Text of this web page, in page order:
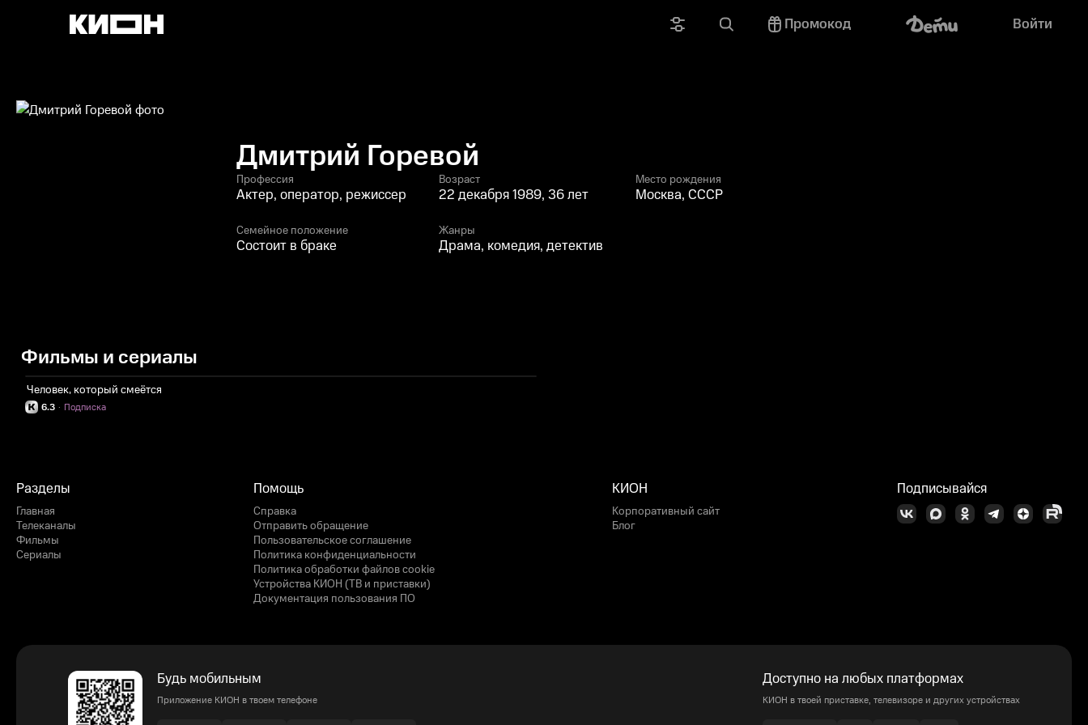
Промокод Войти
Дмитрий Горевой
Профессия
Актер, оператор, режиссер
Возраст
22 декабря 1989, 36 лет
Место рождения
Москва, СССР
Семейное положение
Состоит в браке
Жанры
Драма, комедия, детектив
Фильмы и сериалы
Человек, который смеётся
6.3 Подписка
·
Разделы
Главная
Телеканалы
Фильмы
Сериалы
Помощь
Справка
Отправить обращение
Пользовательское соглашение
Политика конфиденциальности
Политика обработки файлов cookie
Устройства КИОН (ТВ и приставки)
Документация пользования ПО
КИОН
Корпоративный сайт
Блог
Подписывайся
Будь мобильным
Приложение КИОН в твоем телефоне
Доступно на любых платформах
КИОН в твоей приставке, телевизоре и других устройствах